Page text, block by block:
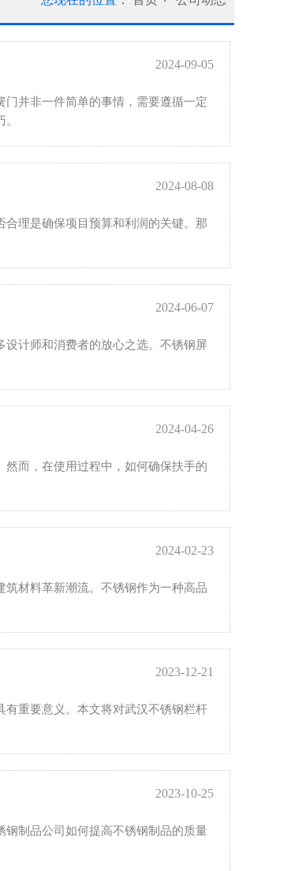
2024-09-05
并非一件简单的事情，需要遵循一定
2024-08-08
理是确保项目预算和利润的关键。那
2024-06-07
计师和消费者的放心之选。不锈钢屏
2024-04-26
而，在使用过程中，如何确保扶手的
2024-02-23
材料革新潮流。不锈钢作为一种高品
2023-12-21
重要意义。本文将对武汉不锈钢栏杆
2023-10-25
制品公司如何提高不锈钢制品的质量